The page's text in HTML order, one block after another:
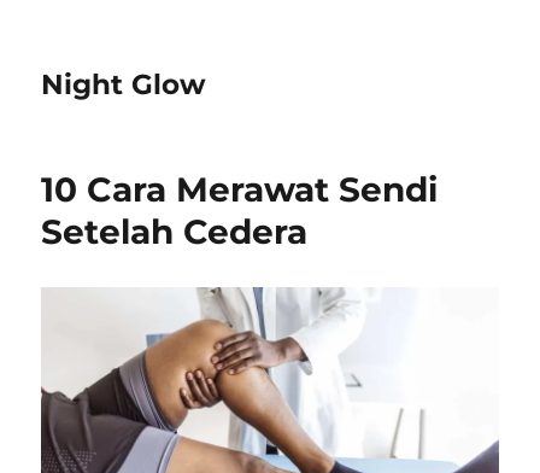
Night Glow
10 Cara Merawat Sendi
Setelah Cedera